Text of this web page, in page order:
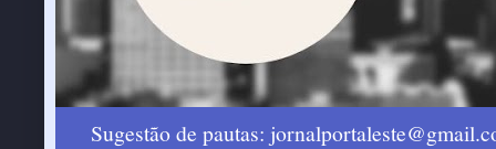
Sugestão de pautas: